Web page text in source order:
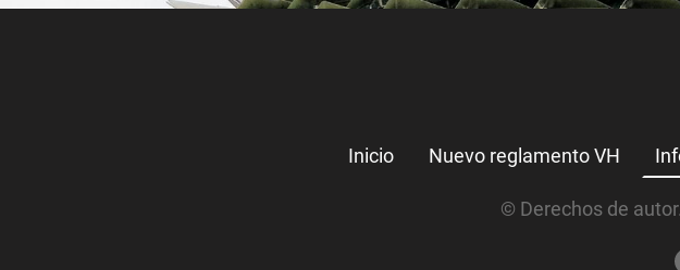
Inicio Nuevo reglamento VH
© Derechos de